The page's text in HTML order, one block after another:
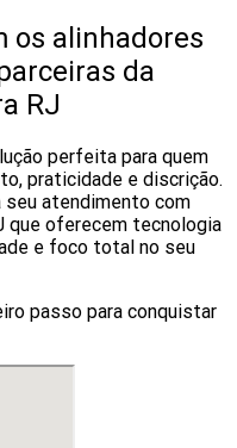
os alinhadores
da
RJ
perfeita para quem
praticidade e discrição.
seu atendimento com
que oferecem tecnologia
e foco total no seu
passo para conquistar